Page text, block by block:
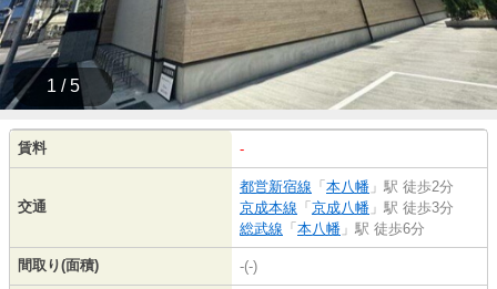
1 / 5
賃料 -
交通
都営新宿線 「 本八幡 」駅 徒歩2分
京成本線 「 京成八幡 」駅 徒歩3分
総武線 「 本八幡 」駅 徒歩6分
間取り(面積) -(-)